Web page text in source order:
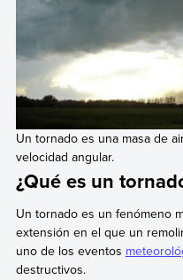
Un tornado es una masa de
velocidad angular.
¿Qué es un
Un tornado es un fenómeno
extensión en el que un
uno de los eventos
destructivos.